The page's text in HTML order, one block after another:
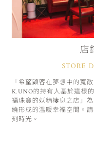
店
STORE
「希望顧客在夢想中的寬
K.UNO的持有人基於這樣
福珠寶的妖精棲息之店」
繞形成的溫暖幸福空間。
刻時光。